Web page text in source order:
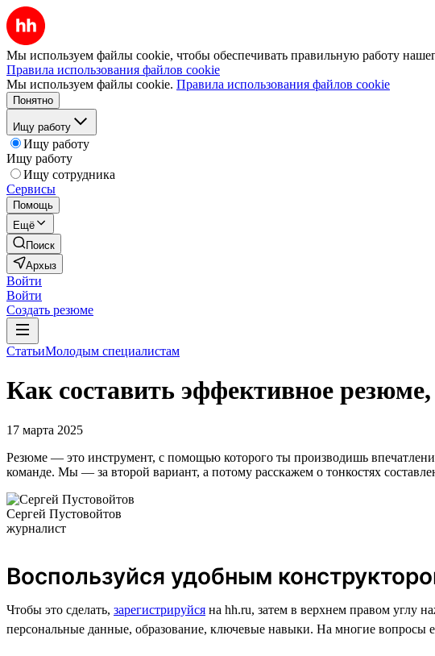
Мы используем файлы cookie, чтобы обеспечивать правильную работу
Правила использования файлов cookie
Мы используем файлы cookie. Правила использования файлов cookie
Понятно
Ищу работу
Ищу работу
Ищу работу
Ищу сотрудника
Сервисы
Помощь
Ещё
Поиск
Архыз
Войти
Войти
Создать резюме
СтатьиМолодым специалистам
Как составить эффективное
17 марта 2025
Резюме — это инструмент, с помощью которого ты производишь
команде. Мы — за второй вариант, а потому расскажем о тонкостях
Сергей Пустовойтов
журналист
Воспользуйся удобным
Чтобы это сделать, зарегистрируйся на hh.ru, затем в верхнем правом углу
персональные данные, образование, ключевые навыки. На многие вопросы